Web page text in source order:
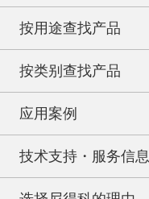
按用途查找产品
按类别查找产品
应用案例
技术支持・服务信息